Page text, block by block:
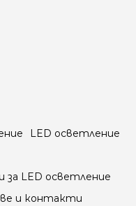
LED осветление
за LED осветление
и контакти